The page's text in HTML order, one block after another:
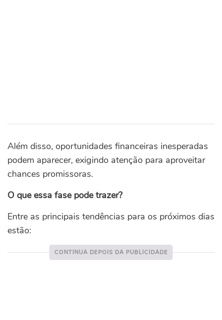
Além disso, oportunidades financeiras inesperadas
podem aparecer, exigindo atenção para aproveitar
chances promissoras.
O que essa fase pode trazer?
Entre as principais tendências para os próximos dias
estão: